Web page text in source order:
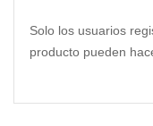
Solo los usuarios
producto pueden